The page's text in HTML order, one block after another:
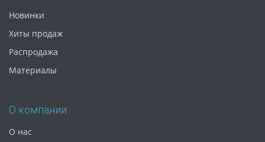
Новинки
Хиты продаж
Распродажа
Материалы
О компании
О нас